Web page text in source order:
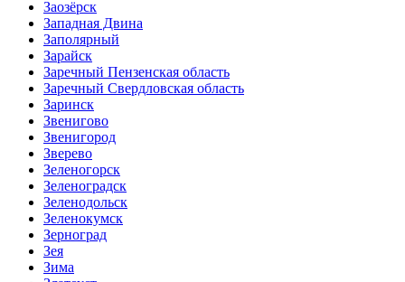
Заозёрск
Западная Двина
Заполярный
Зарайск
Заречный Пензенская область
Заречный Свердловская область
Заринск
Звенигово
Звенигород
Зверево
Зеленогорск
Зеленоградск
Зеленодольск
Зеленокумск
Зерноград
Зея
Зима